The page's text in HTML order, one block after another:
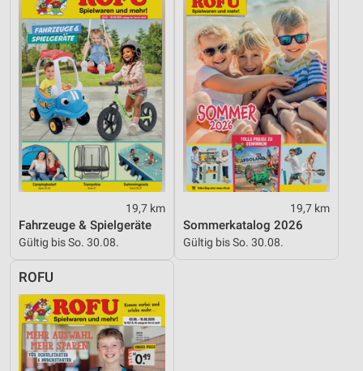
19,7 km
Fahrzeuge & Spielgeräte
Gültig bis So. 30.08.
19,7 km
Sommerkatalog 2026
Gültig bis So. 30.08.
ROFU
Werbung